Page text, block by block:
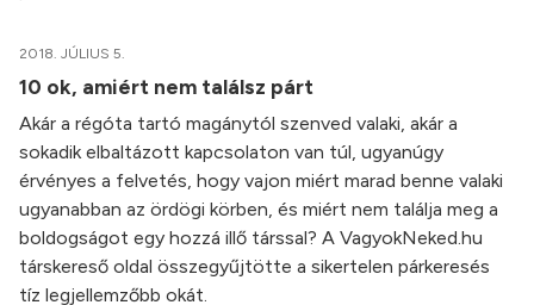
2018. JÚLIUS 5.
10 ok, amiért nem találsz párt
Akár a régóta tartó magánytól szenved valaki, akár a
sokadik elbaltázott kapcsolaton van túl, ugyanúgy
érvényes a felvetés, hogy vajon miért marad benne valaki
ugyanabban az ördögi körben, és miért nem találja meg a
boldogságot egy hozzá illő társsal? A VagyokNeked.hu
társkereső oldal összegyűjtötte a sikertelen párkeresés
tíz legjellemzőbb okát.